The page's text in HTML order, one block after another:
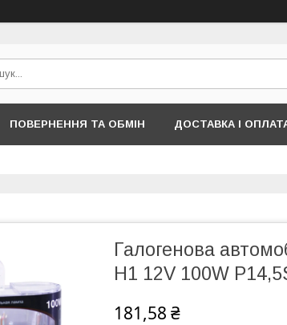
ПОВЕРНЕННЯ ТА ОБМІН ДОСТАВКА І
Галогенова
H1 12V 100W
181,58 ₴